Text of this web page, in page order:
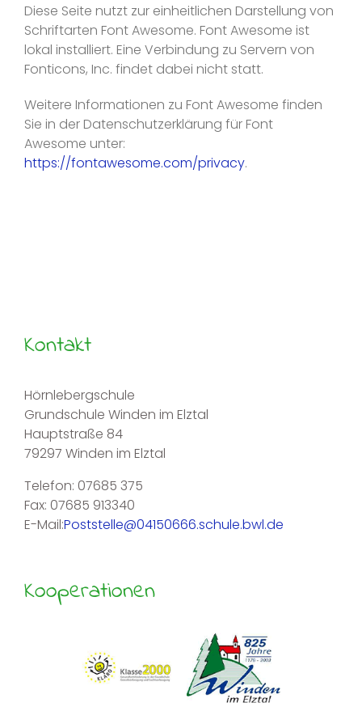
Diese Seite nutzt zur einheitlichen Darstellung von
Schriftarten Font Awesome. Font Awesome ist
lokal installiert. Eine Verbindung zu Servern von
Fonticons, Inc. findet dabei nicht statt.
Weitere Informationen zu Font Awesome finden
Sie in der Datenschutzerklärung für Font
Awesome unter:
https://fontawesome.com/privacy.
Kontakt
Hörnlebergschule
Grundschule Winden im Elztal
Hauptstraße 84
79297 Winden im Elztal
Telefon: 07685 375
Fax: 07685 913340
E-Mail:Poststelle@04150666.schule.bwl.de
Kooperationen